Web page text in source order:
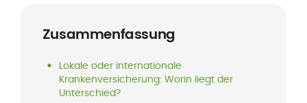
Zusammenfassung
Lokale oder internationale
Krankenversicherung: Worin liegt der
Unterschied?